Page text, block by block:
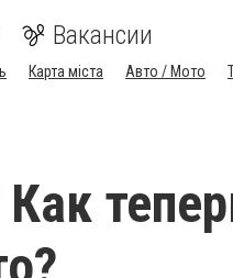
Вакансии
Карта міста Авто / Мото